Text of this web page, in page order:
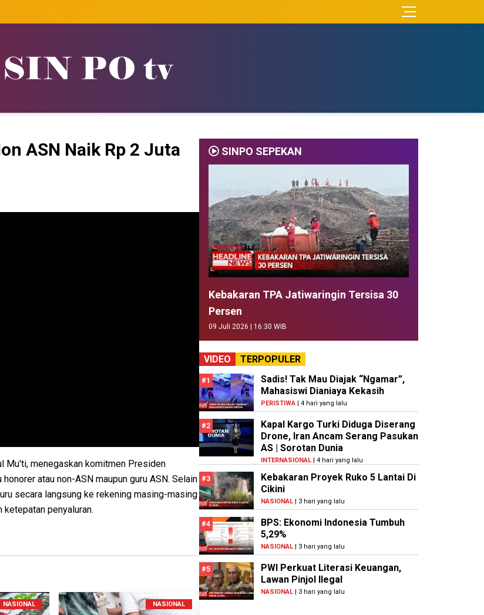
ASN Naik Rp 2 Juta
Mu'ti, menegaskan komitmen Presiden
atau non-ASN maupun guru ASN. Selain
secara langsung ke rekening masing-masing
penyaluran.
NASIONAL NASIONAL
SINPO SEPEKAN
Kebakaran TPA Jatiwaringin Tersisa 30
Persen
09 Juli 2026 | 16:30 WIB
VIDEO TERPOPULER
#1
Sadis! Tak Mau Diajak “Ngamar”,
Mahasiswi Dianiaya Kekasih
PERISTIWA| 4 hari yang lalu
#2
Kapal Kargo Turki Diduga Diserang
Drone, Iran Ancam Serang Pasukan
AS | Sorotan Dunia
INTERNASIONAL| 4 hari yang lalu
#3
Kebakaran Proyek Ruko 5 Lantai Di
Cikini
NASIONAL| 3 hari yang lalu
#4
BPS: Ekonomi Indonesia Tumbuh
5,29%
NASIONAL| 3 hari yang lalu
#5
PWI Perkuat Literasi Keuangan,
Lawan Pinjol Ilegal
NASIONAL| 3 hari yang lalu